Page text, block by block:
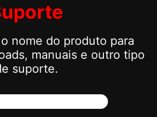
nome do produto para
manuais e outro tipo
suporte.